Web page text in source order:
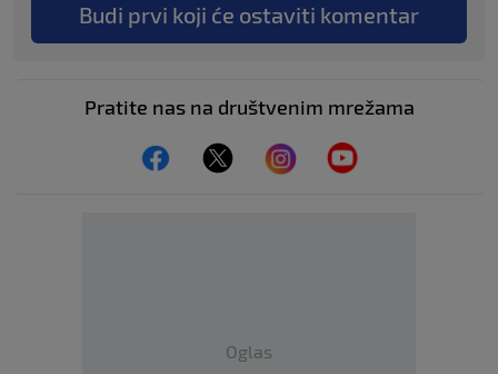
Budi prvi koji će ostaviti komentar
Pratite nas na društvenim mrežama
Oglas